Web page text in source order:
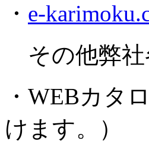
・ e-
その他弊社
・WEBカタ
けます。）